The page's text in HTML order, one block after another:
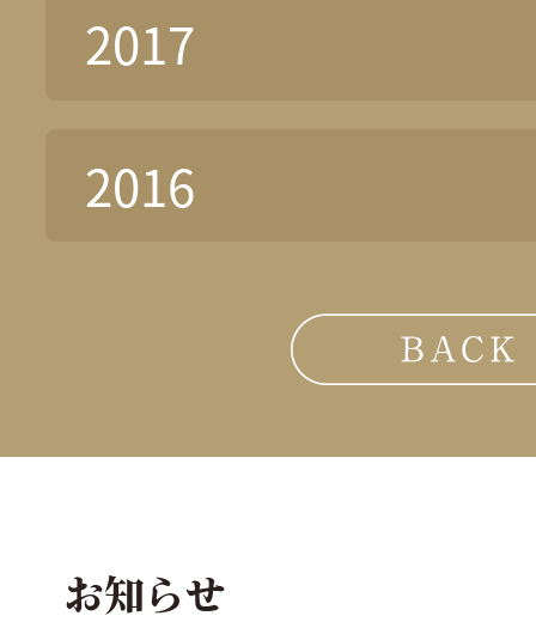
2017
2016
お知らせ